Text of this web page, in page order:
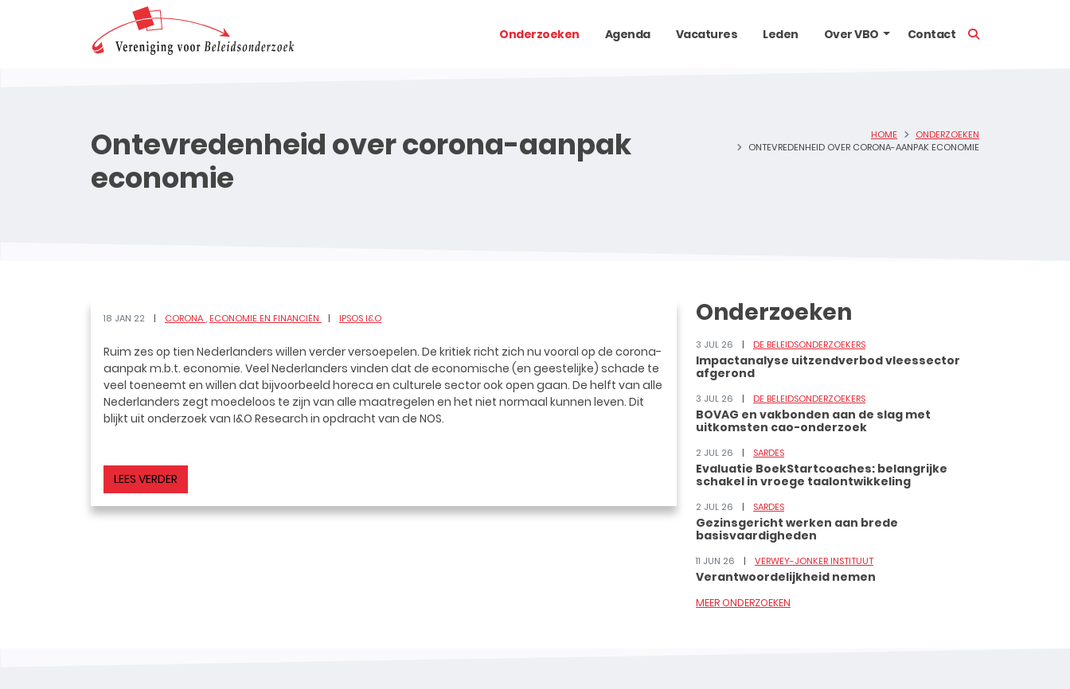
Onderzoeken Agenda Vacatures Leden Over VBO Contact
Ontevredenheid over corona-aanpak
economie
HOME
ONDERZOEKEN
ONTEVREDENHEID OVER CORONA-AANPAK ECONOMIE
18 JAN 22 CORONA ECONOMIE EN FINANCIËN IPSOS I&O
Ruim zes op tien Nederlanders willen verder versoepelen. De kritiek richt zich nu vooral op de corona-
aanpak m.b.t. economie. Veel Nederlanders vinden dat de economische (en geestelijke) schade te
veel toeneemt en willen dat bijvoorbeeld horeca en culturele sector ook open gaan. De helft van alle
Nederlanders zegt moedeloos te zijn van alle maatregelen en het niet normaal kunnen leven. Dit
blijkt uit onderzoek van I&O Research in opdracht van de NOS.
LEES VERDER
Onderzoeken
3 JUL 26 DE BELEIDSONDERZOEKERS
Impactanalyse uitzendverbod vleessector
afgerond
3 JUL 26 DE BELEIDSONDERZOEKERS
BOVAG en vakbonden aan de slag met
uitkomsten cao-onderzoek
2 JUL 26 SARDES
Evaluatie BoekStartcoaches: belangrijke
schakel in vroege taalontwikkeling
2 JUL 26 SARDES
Gezinsgericht werken aan brede
basisvaardigheden
11 JUN 26 VERWEY-JONKER INSTITUUT
Verantwoordelijkheid nemen
MEER ONDERZOEKEN